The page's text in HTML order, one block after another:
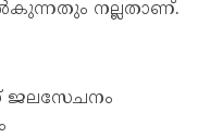
നല്ലതാണ്.
ജലസേചനം